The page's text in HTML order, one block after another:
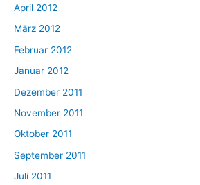
April 2012
März 2012
Februar 2012
Januar 2012
Dezember 2011
November 2011
Oktober 2011
September 2011
Juli 2011